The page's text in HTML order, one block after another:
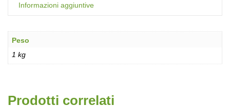
Informazioni aggiuntive
Peso
1 kg
Prodotti correlati